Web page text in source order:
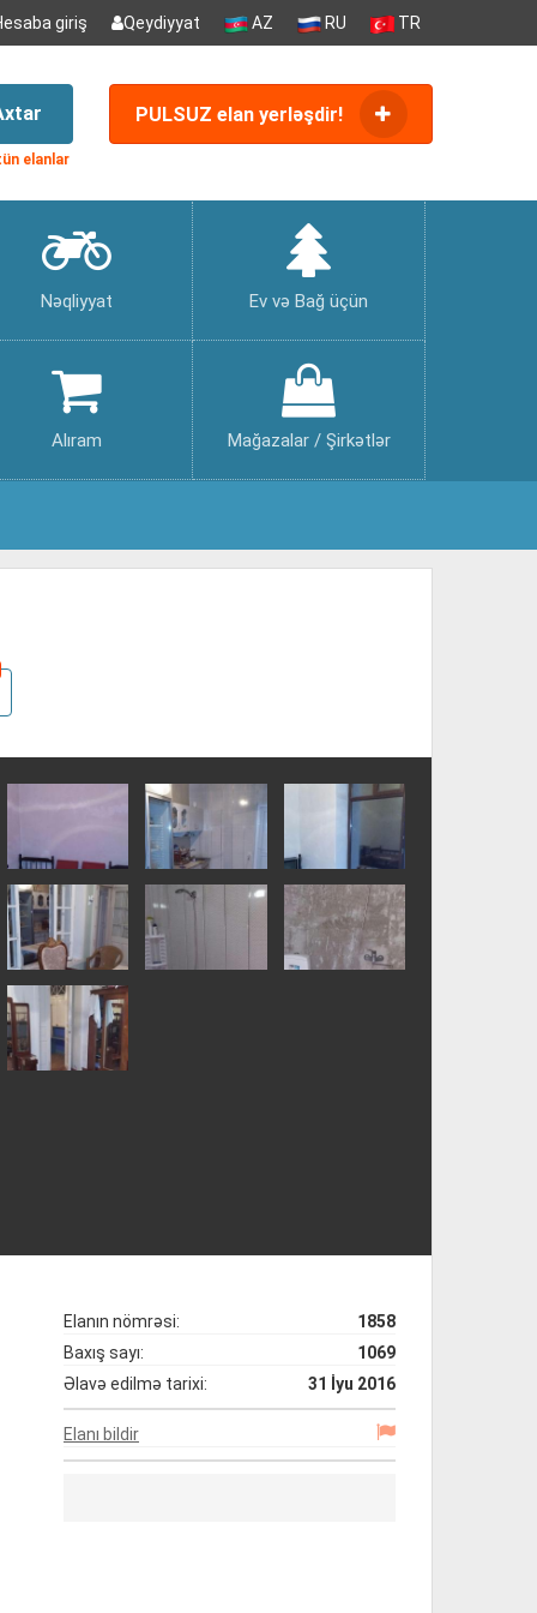
giriş Qeydiyyat AZ RU TR
elanlar
PULSUZ elan yerləşdir!
Nəqliyyat Ev və Bağ üçün
Alıram Mağazalar / Şirkətlər
Elanın nömrəsi:
1858
Baxış sayı:
1069
Əlavə edilmə tarixi:
31 İyu 2016
Elanı bildir